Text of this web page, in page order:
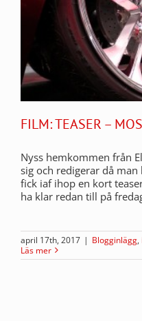
FILM: TEASER –
Nyss hemkommen från
sig och redigerar då
fick iaf ihop en kort
ha klar redan till på
april 17th, 2017 | Blogginlägg,
Läs mer